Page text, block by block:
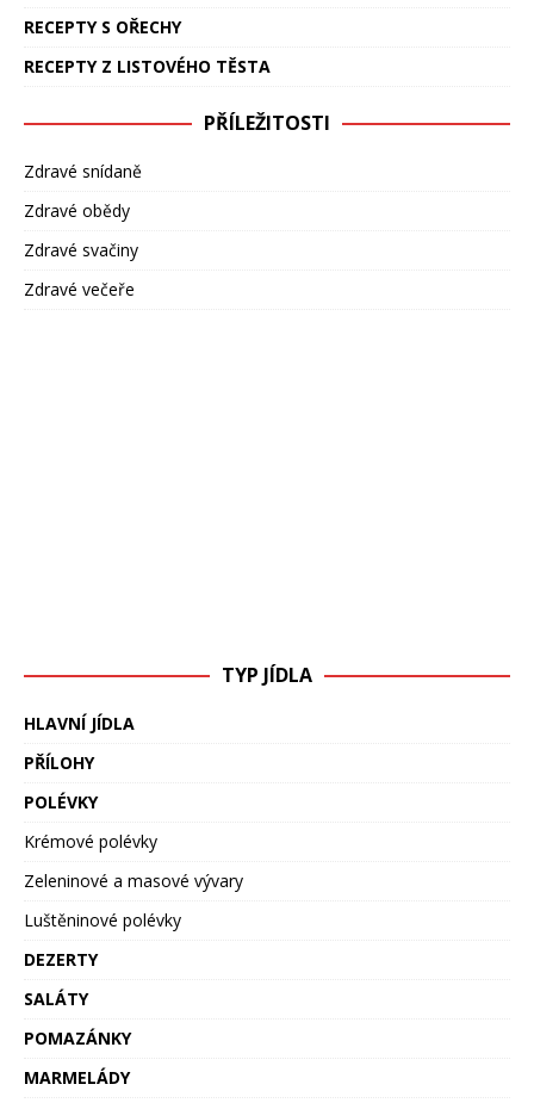
RECEPTY S OŘECHY
RECEPTY Z LISTOVÉHO TĚSTA
PŘÍLEŽITOSTI
Zdravé snídaně
Zdravé obědy
Zdravé svačiny
Zdravé večeře
TYP JÍDLA
HLAVNÍ JÍDLA
PŘÍLOHY
POLÉVKY
Krémové polévky
Zeleninové a masové vývary
Luštěninové polévky
DEZERTY
SALÁTY
POMAZÁNKY
MARMELÁDY